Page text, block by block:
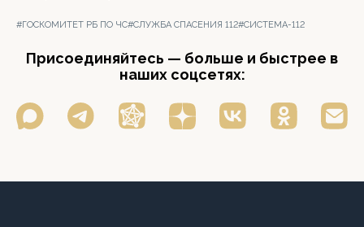
#ГОСКОМИТЕТ РБ ПО ЧС#СЛУЖБА СПАСЕНИЯ 112#СИСТЕМА-112
Присоединяйтесь — больше и быстрее в
наших соцсетях: